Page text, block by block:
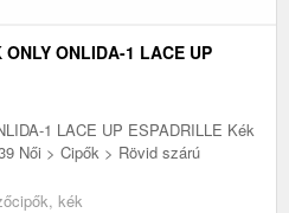
ONLY ONLIDA-1 LACE UP
1 LACE UP ESPADRILLE Kék
Női > Cipők > Rövid szárú
kék